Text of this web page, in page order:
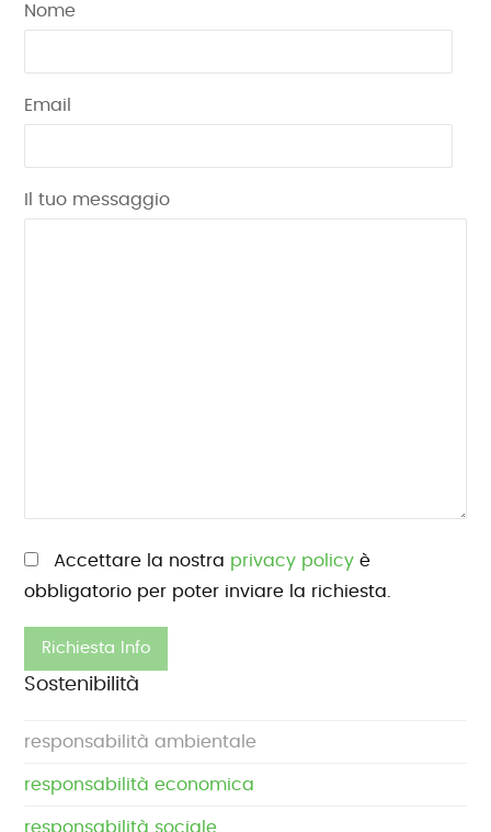
Nome
Email
Il tuo messaggio
Si prega di lasciare vuoto questo campo.
Accettare la nostra privacy policy è
obbligatorio per poter inviare la richiesta.
Sostenibilità
responsabilità ambientale
responsabilità economica
responsabilità sociale